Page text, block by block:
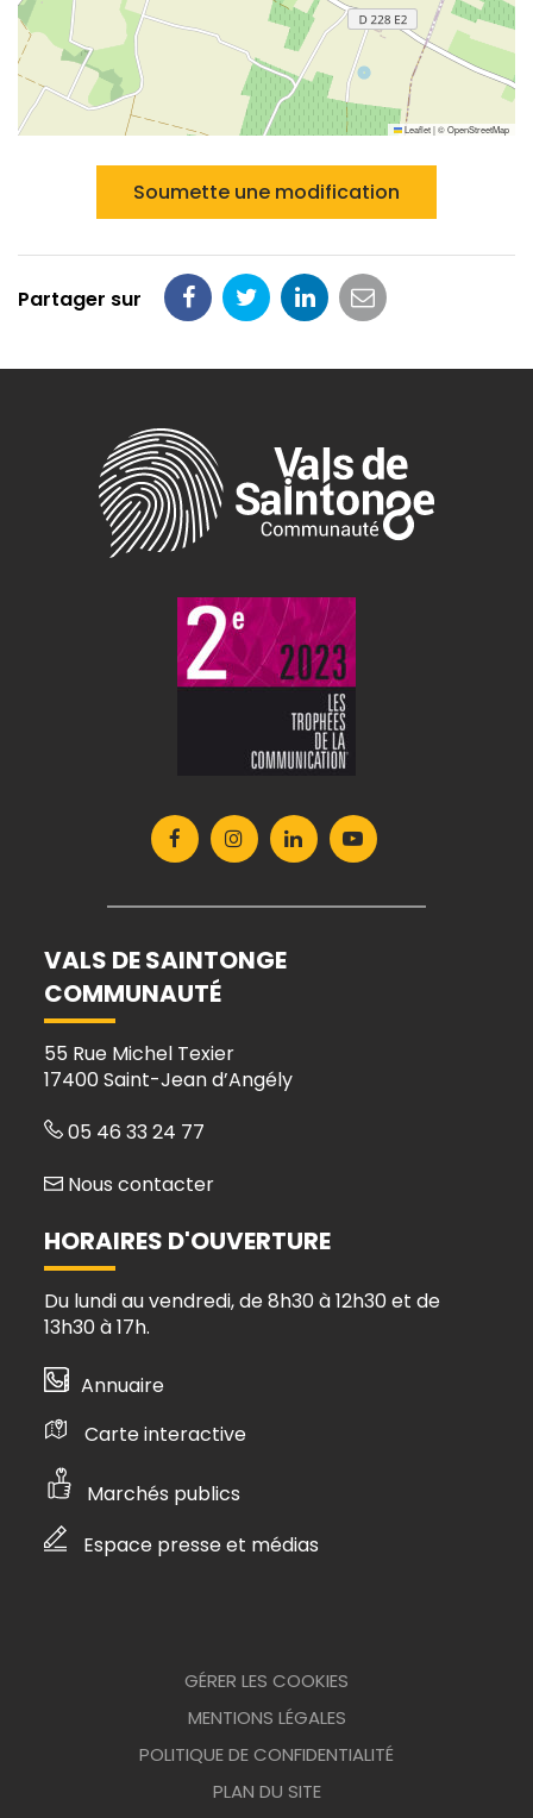
Leaflet|©OpenStreetMap
Soumette une modification
Partager sur
Partager
Facebook
Partager
Twitter
Partager
LinkedIn
Partager
email
Lien
vers
Facebook
Lien
vers
Instagram
Lien
vers
Lien
vers
VALS DE SAINTONGE
COMMUNAUTÉ
55 Rue Michel Texier
17400 Saint-Jean d’Angély
05 46 33 24 77
Nous contacter
HORAIRES D'OUVERTURE
Du lundi au vendredi, de 8h30 à 12h30 et de
13h30 à 17h.
Annuaire
Carte interactive
Marchés publics
Espace presse et médias
GÉRER LES COOKIES
MENTIONS LÉGALES
POLITIQUE DE CONFIDENTIALITÉ
PLAN DU SITE